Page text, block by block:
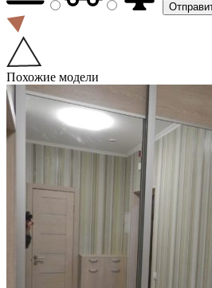
Похожие модели